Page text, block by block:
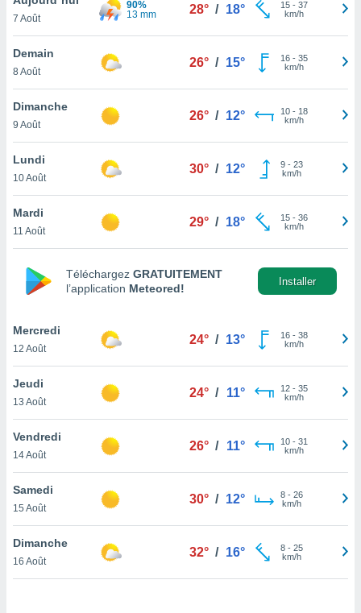
et
»,
au
vous
qu'ils
ou
le
ainsi
un
la
du
votre
à
en
le
7 Août
90%
13 mm
28° / 18° 15- 37
km/h
Demain
8 Août
26° / 15° 16- 35
km/h
Dimanche
9 Août
26° / 12° 10- 18
km/h
Lundi
10 Août
30° / 12° 9- 23
km/h
Mardi
11 Août
29° / 18° 15- 36
km/h
Téléchargez GRATUITEMENT
l’application Meteored!
Installer
Mercredi
12 Août
24° / 13° 16- 38
km/h
Jeudi
13 Août
24° / 11° 12- 35
km/h
Vendredi
14 Août
26° / 11° 10- 31
km/h
Samedi
15 Août
30° / 12° 8- 26
km/h
Dimanche
16 Août
32° / 16° 8- 25
km/h